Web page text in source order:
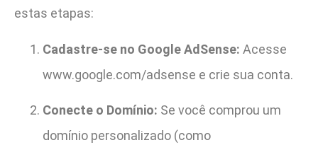
estas etapas:
Cadastre-se no Google AdSense: Acesse
www.google.com/adsense e crie sua conta.
Conecte o Domínio: Se você comprou um
domínio personalizado (como